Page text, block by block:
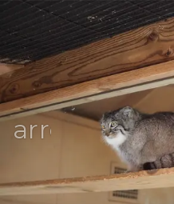
manul
arrow_back